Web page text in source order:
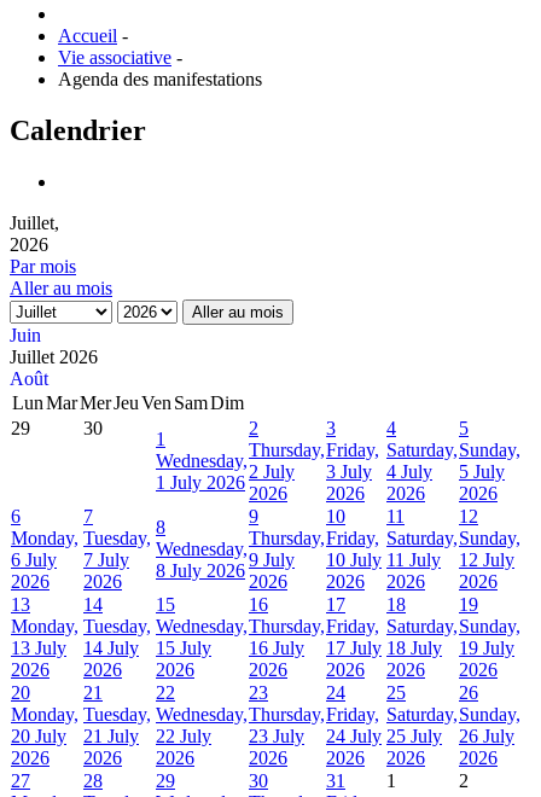
Accueil -
Vie associative -
Agenda des manifestations
Calendrier
Juillet,
2026
Par mois
Aller au mois
Aller au mois
Juin
Juillet 2026
Août
LunMarMerJeuVen SamDim
29
30
1
Wednesday,
1 July 2026
2
Thursday,
2 July
2026
3
Friday,
3 July
2026
4
Saturday,
4 July
2026
5
Sunday,
5 July
2026
6
Monday,
6 July
2026
7
Tuesday,
7 July
2026
8
Wednesday,
8 July 2026
9
Thursday,
9 July
2026
10
Friday,
10 July
2026
11
Saturday,
11 July
2026
12
Sunday,
12 July
2026
13
Monday,
13 July
2026
14
Tuesday,
14 July
2026
15
Wednesday,
15 July
2026
16
Thursday,
16 July
2026
17
Friday,
17 July
2026
18
Saturday,
18 July
2026
19
Sunday,
19 July
2026
20
Monday,
20 July
2026
21
Tuesday,
21 July
2026
22
Wednesday,
22 July
2026
23
Thursday,
23 July
2026
24
Friday,
24 July
2026
25
Saturday,
25 July
2026
26
Sunday,
26 July
2026
27
28
29
30
31
1 2